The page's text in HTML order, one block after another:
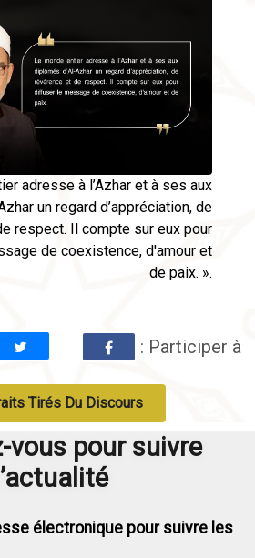
adresse à l’Azhar et à ses aux
un regard d’appréciation, de
respect. Il compte sur eux pour
de coexistence, d'amour et
de paix. ».
: Participer à
Tirés Du Discours
vous pour suivre
l’actualité
électronique pour suivre les